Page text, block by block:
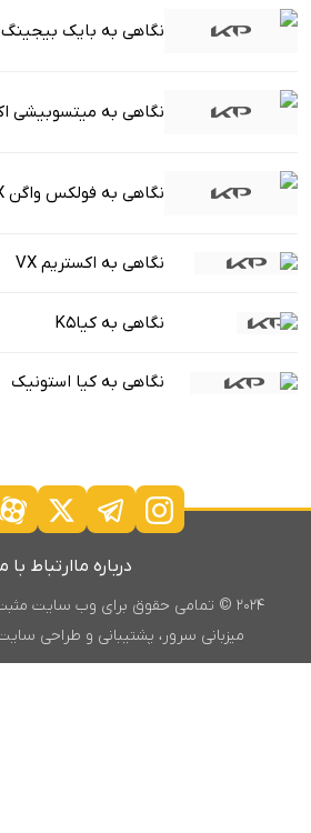
نگاهی به بایک بیجینگ U5پلاس
نگاهی به میتسوبیشی
نگاهی به فولکس واگن ID.UNYX
نگاهی به اکستریم VX
نگاهی به کیاK5
نگاهی به کیا استونیک
درباره ماارتباط با
۲۰۲۴ © تمامی حقوق برای وب سایت مثبت خودرو محفوظ است.
میزبانی سرور، پشتیبانی و طراحی